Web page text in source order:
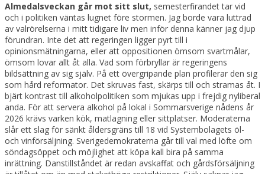
Almedalsveckan går mot sitt slut, semesterfirandet tar vid
och i politiken väntas lugnet före stormen. Jag borde vara luttrad
av valrörelserna i mitt tidigare liv men inför denna känner jag djup
förundran. Inte det att regeringen ligger pyrt till i
opinionsmätningarna, eller att oppositionen ömsom svartmålar,
ömsom lovar allt åt alla. Vad som förbryllar är regeringens
bildsättning av sig själv. På ett övergripande plan profilerar den sig
som hård reformator. Det skruvas fast, skärps till och stramas åt. I
bjärt kontrast till alkoholpolitiken som mjukas upp i frejdig nyliberal
anda. För att servera alkohol på lokal i Sommarsverige nådens år
2026 krävs varken kök, matlagning eller sittplatser. Moderaterna
slår ett slag för sänkt åldersgräns till 18 vid Systembolagets öl-
och vinförsäljning. Sverigedemokraterna går till val med löfte om
söndagsöppet och möjlighet att köpa kall bira på samma
inrättning. Danstillståndet är redan avskaffat och gårdsförsäljning